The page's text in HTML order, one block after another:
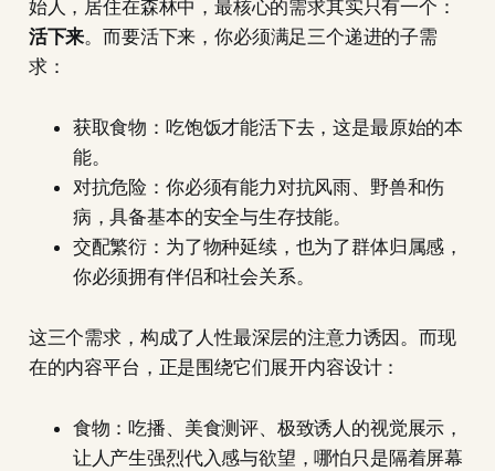
始人，居住在森林中，最核心的需求其实只有一个：
活下来。而要活下来，你必须满足三个递进的子需
求：
获取食物：吃饱饭才能活下去，这是最原始的本
能。
对抗危险：你必须有能力对抗风雨、野兽和伤
病，具备基本的安全与生存技能。
交配繁衍：为了物种延续，也为了群体归属感，
你必须拥有伴侣和社会关系。
这三个需求，构成了人性最深层的注意力诱因。而现
在的内容平台，正是围绕它们展开内容设计：
食物：吃播、美食测评、极致诱人的视觉展示，
让人产生强烈代入感与欲望，哪怕只是隔着屏幕